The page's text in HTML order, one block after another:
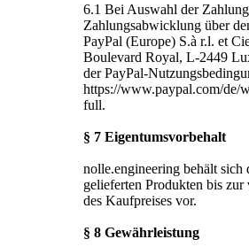
6.1 Bei Auswahl der
Zahlungsabwicklung über
PayPal (Europe) S.à r.l. et
Boulevard Royal, L-2449
der PayPal-
https://www.paypal.com/de/
full.
§ 7 Eigentumsvorbehalt
nolle.engineering behält sich
gelieferten Produkten bis
des Kaufpreises vor.
§ 8 Gewährleistung